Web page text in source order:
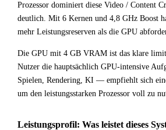
Prozessor dominiert diese Video / Content
deutlich. Mit 6 Kernen und 4,8 GHz Boost
mehr Leistungsreserven als die GPU
Die GPU mit 4 GB VRAM ist das klare
Nutzer die hauptsächlich GPU-intensive
Spielen, Rendering, KI — empfiehlt sich
um den leistungsstarken Prozessor voll zu
Leistungsprofil: Was leistet dieses